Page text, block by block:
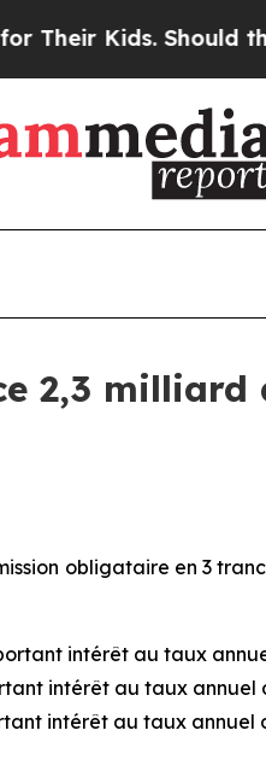
Should the US?The
2,3 milliard
obligataire en 3
intérêt au taux
intérêt au taux annuel
intérêt au taux annuel